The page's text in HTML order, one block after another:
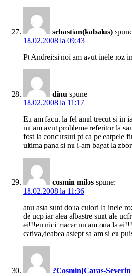
sebastian(kabalus)
18.02.2008 la 09:43
Pt Andrei:si noi am avut inele roz
dinu spune:
18.02.2008 la 11:17
Eu am facut la fel anul trecut si in
nu am avut probleme referitor la
fost la concursuri pt ca pe eatpele
ultima pana si nu i-am bagat la zbor.
cosmin milos spune:
18.02.2008 la 11:36
anu asta sunt doua culori la inele
de ucp iar alea albastre sunt ale
ei!!!eu nici macar nu am oua la
cativa,deabea astept sa am si eu
?Cosmin[Caras-